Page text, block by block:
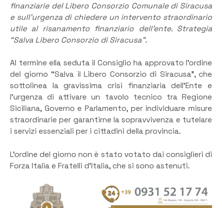
finanziarie del Libero Consorzio Comunale di Siracusa
e sull’urgenza di chiedere un intervento straordinario
utile al risanamento finanziario dell’ente. Strategia
“Salva Libero Consorzio di Siracusa”.
Al termine ella seduta il Consiglio ha approvato l’ordine
del giorno “Salva il Libero Consorzio di Siracusa”, che
sottolinea la gravissima crisi finanziaria dell’Ente e
l’urgenza di attivare un tavolo tecnico tra Regione
Siciliana, Governo e Parlamento, per individuare misure
straordinarie per garantirne la sopravvivenza e tutelare
i servizi essenziali per i cittadini della provincia.
L’ordine del giorno non è stato votato dai consiglieri di
Forza Italia e Fratelli d’Italia, che si sono astenuti.